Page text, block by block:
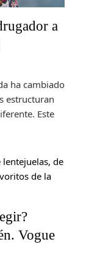
a
ha cambiado
estructuran
Este
Vogue